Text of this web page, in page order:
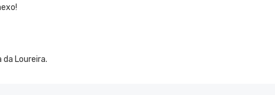
Loureira.